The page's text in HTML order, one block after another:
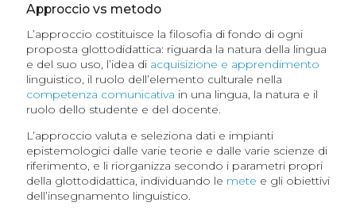
Approccio vs metodo
L’approccio costituisce la filosofia di fondo di ogni
proposta glottodidattica: riguarda la natura della lingua
e del suo uso, l’idea di acquisizione e apprendimento
linguistico, il ruolo dell’elemento culturale nella
competenza comunicativa in una lingua, la natura e il
ruolo dello studente e del docente.
L’approccio valuta e seleziona dati e impianti
epistemologici dalle varie teorie e dalle varie scienze di
riferimento, e li riorganizza secondo i parametri propri
della glottodidattica, individuando le mete e gli obiettivi
dell’insegnamento linguistico.